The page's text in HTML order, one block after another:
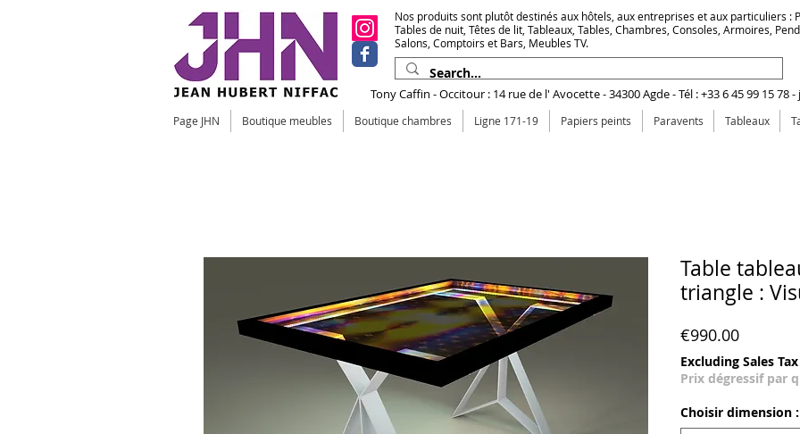
Nos produits sont plutôt destinés aux hôtels, aux entreprises et aux particuliers :
Tables de nuit, Têtes de lit, Tableaux, Tables, Chambres, Consoles, Armoires,
Salons, Comptoirs et Bars, Meubles TV.
Tony Caffin - Occitour : 14 rue de l' Avocette - 34300 Agde - Tél : +33 6 45 99 15 78 -
Page JHN Boutique meubles Boutique chambres Ligne 171-19 Papiers peints Paravents Tableaux
Table
triangle :
€990.00Price
Excluding Sales Tax
Prix dégressif par
Choisir dimension :